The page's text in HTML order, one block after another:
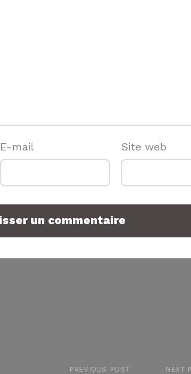
E-mail Site web
PREVIOUS POST NEXT